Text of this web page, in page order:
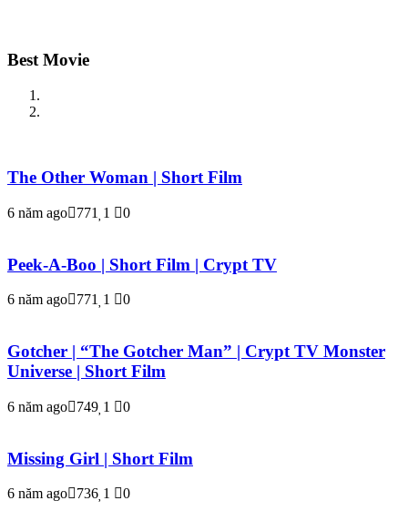
Best Movie
The Other Woman | Short Film
6 năm ago 771 1 0
Peek-A-Boo | Short Film | Crypt TV
6 năm ago 771 1 0
Gotcher | “The Gotcher Man” | Crypt TV Monster
Universe | Short Film
6 năm ago 749 1 0
Missing Girl | Short Film
6 năm ago 736 1 0